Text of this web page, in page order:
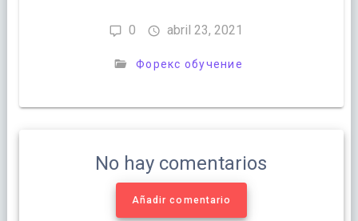
0 abril 23, 2021
Форекс обучение
No hay comentarios
Añadir comentario